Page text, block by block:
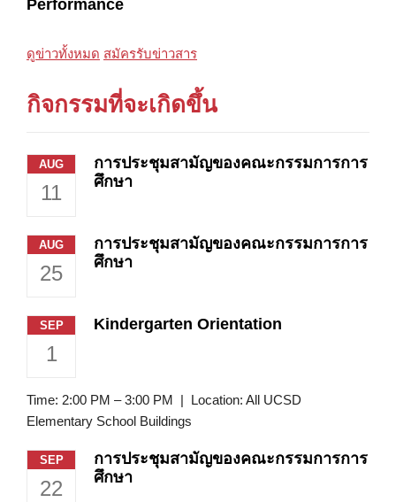
Performance
ดูข่าวทั้งหมด สมัครรับข่าวสาร
กิจกรรมที่จะเกิดขึ้น
AUG
11
การประชุมสามัญของคณะกรรมการการ
ศึกษา
AUG
25
การประชุมสามัญของคณะกรรมการการ
ศึกษา
SEP
1
Kindergarten Orientation
Time: 2:00 PM – 3:00 PM | Location: All UCSD
Elementary School Buildings
SEP
22
การประชุมสามัญของคณะกรรมการการ
ศึกษา